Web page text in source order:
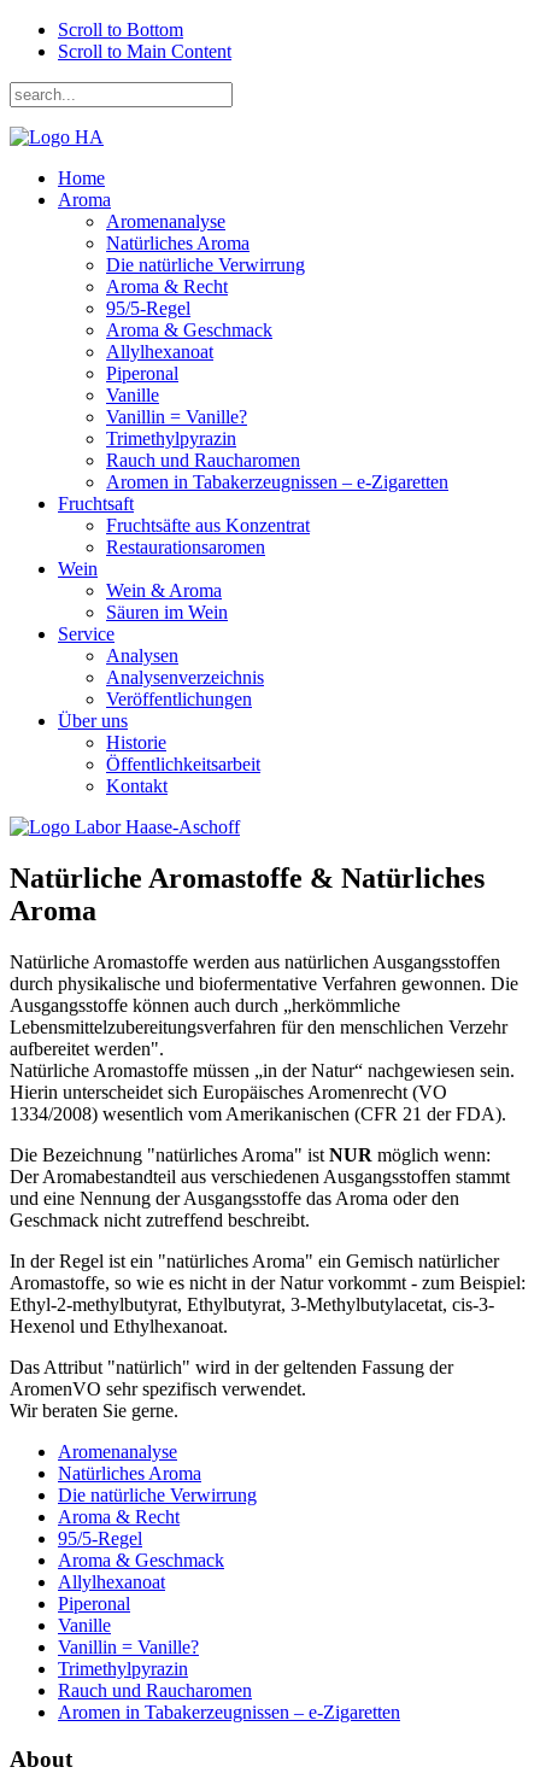
Scroll to Bottom
Scroll to Main Content
Home
Aroma
Aromenanalyse
Natürliches Aroma
Die natürliche Verwirrung
Aroma & Recht
95/5-Regel
Aroma & Geschmack
Allylhexanoat
Piperonal
Vanille
Vanillin = Vanille?
Trimethylpyrazin
Rauch und Raucharomen
Aromen in Tabakerzeugnissen – e-Zigaretten
Fruchtsaft
Fruchtsäfte aus Konzentrat
Restaurationsaromen
Wein
Wein & Aroma
Säuren im Wein
Service
Analysen
Analysenverzeichnis
Veröffentlichungen
Über uns
Historie
Öffentlichkeitsarbeit
Kontakt
Natürliche Aromastoffe & Natürliches
Aroma
Natürliche Aromastoffe werden aus natürlichen Ausgangsstoffen
durch physikalische und biofermentative Verfahren gewonnen. Die
Ausgangsstoffe können auch durch „herkömmliche
Lebensmittelzubereitungsverfahren für den menschlichen Verzehr
aufbereitet werden".
Natürliche Aromastoffe müssen „in der Natur“ nachgewiesen sein.
Hierin unterscheidet sich Europäisches Aromenrecht (VO
1334/2008) wesentlich vom Amerikanischen (CFR 21 der FDA).
Die Bezeichnung "natürliches Aroma" ist NUR möglich wenn:
Der Aromabestandteil aus verschiedenen Ausgangsstoffen stammt
und eine Nennung der Ausgangsstoffe das Aroma oder den
Geschmack nicht zutreffend beschreibt.
In der Regel ist ein "natürliches Aroma" ein Gemisch natürlicher
Aromastoffe, so wie es nicht in der Natur vorkommt - zum Beispiel:
Ethyl-2-methylbutyrat, Ethylbutyrat, 3-Methylbutylacetat, cis-3-
Hexenol und Ethylhexanoat.
Das Attribut "natürlich" wird in der geltenden Fassung der
AromenVO sehr spezifisch verwendet.
Wir beraten Sie gerne.
Aromenanalyse
Natürliches Aroma
Die natürliche Verwirrung
Aroma & Recht
95/5-Regel
Aroma & Geschmack
Allylhexanoat
Piperonal
Vanille
Vanillin = Vanille?
Trimethylpyrazin
Rauch und Raucharomen
Aromen in Tabakerzeugnissen – e-Zigaretten
About